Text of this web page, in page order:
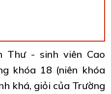
Thư - sinh viên Cao
khóa 18 (niên khóa
khá, giỏi của Trường